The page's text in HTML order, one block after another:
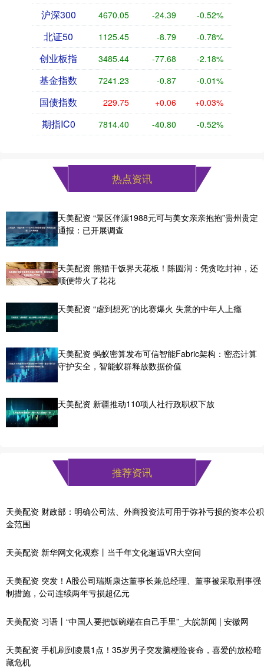
沪深300 4670.05 -24.39 -0.52%
北证50 1125.45 -8.79 -0.78%
创业板指 3485.44 -77.68 -2.18%
基金指数 7241.23 -0.87 -0.01%
国债指数 229.75 +0.06 +0.03%
期指IC0 7814.40 -40.80 -0.52%
热点资讯
天美配资 “景区伴漂1988元可与美女亲亲抱抱”贵州贵定
通报：已开展调查
天美配资 熊猫干饭界天花板！陈圆润：凭贪吃封神，还
顺便带火了花花
天美配资 “虐到想死”的比赛爆火 失意的中年人上瘾
天美配资 蚂蚁密算发布可信智能Fabric架构：密态计算
守护安全，智能蚁群释放数据价值
天美配资 新疆推动110项人社行政职权下放
推荐资讯
天美配资 财政部：明确公司法、外商投资法可用于弥补亏损的资本公积
金范围
天美配资 新华网文化观察丨当千年文化邂逅VR大空间
天美配资 突发！A股公司瑞斯康达董事长兼总经理、董事被采取刑事强
制措施，公司连续两年亏损超亿元
天美配资 习语丨“中国人要把饭碗端在自己手里”_大皖新闻 | 安徽网
天美配资 手机刷到凌晨1点！35岁男子突发脑梗险丧命，喜爱的放松暗
藏危机